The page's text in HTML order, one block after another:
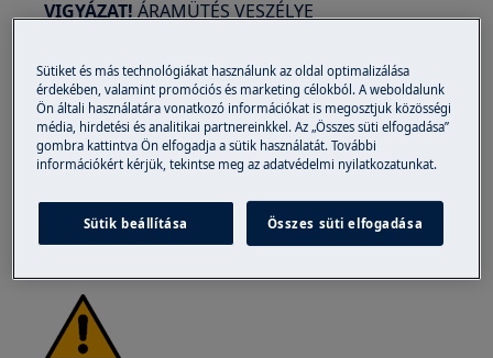
VIGYÁZAT! ÁRAMÜTÉS VESZÉLYE
műveletet végezne, kapcsolja ki a készüléket és
húzza ki a főkapcsolót a konnektorból.
Sütiket és más technológiákat használunk az oldal optimalizálása
érdekében, valamint promóciós és marketing célokból. A weboldalunk
Ön általi használatára vonatkozó információkat is megosztjuk közösségi
média, hirdetési és analitikai partnereinkkel. Az „Összes süti elfogadása”
gombra kattintva Ön elfogadja a sütik használatát. További
információkért kérjük, tekintse meg az adatvédelmi nyilatkozatunkat.
Sütik beállítása Összes süti elfogadása